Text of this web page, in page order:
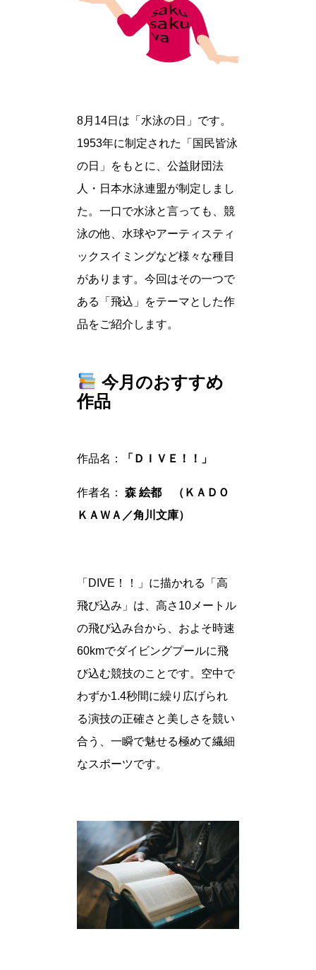
8月14日は「水泳の日」です。
1953年に制定された「国民皆泳
の日」をもとに、公益財団法
人・日本水泳連盟が制定しまし
た。一口で水泳と言っても、競
泳の他、水球やアーティスティ
ックスイミングなど様々な種目
があります。今回はその一つで
ある「飛込」をテーマとした作
品をご紹介します。
今月のおすすめ
作品
作品名： 「ＤＩＶＥ！！」
作者名：
森 絵都 （ＫＡＤＯ
ＫＡＷＡ／角川文庫）
「DIVE！！」に描かれる「高
飛び込み」は、高さ10メートル
の飛び込み台から、およそ時速
60kmでダイビングプールに飛
び込む競技のことです。空中で
わずか1.4秒間に繰り広げられ
る演技の正確さと美しさを競い
合う、一瞬で魅せる極めて繊細
なスポーツです。